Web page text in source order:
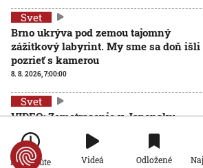
Svet
Brno ukrýva pod zemou tajomný
zážitkový labyrint. My sme sa doň išli
pozrieť s kamerou
8. 8. 2026, 7:00:00
Svet
VIDEO: Zemetrasenie v Japonsku
zastihlo lekárov uprostred operácie,
pacienta chránili vlastnými telami
7. 8. 2026, 15:01:59
Po minúte Videá Odložené